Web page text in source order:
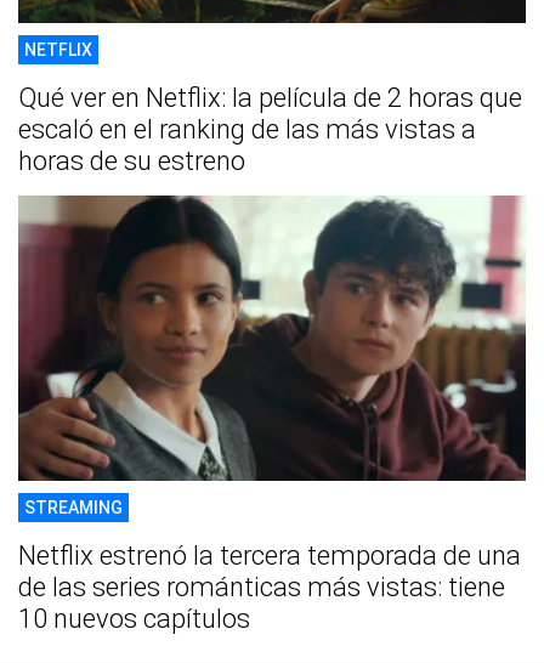
NETFLIX
Qué ver en Netflix: la película de 2 horas que
escaló en el ranking de las más vistas a
horas de su estreno
STREAMING
Netflix estrenó la tercera temporada de una
de las series románticas más vistas: tiene
10 nuevos capítulos